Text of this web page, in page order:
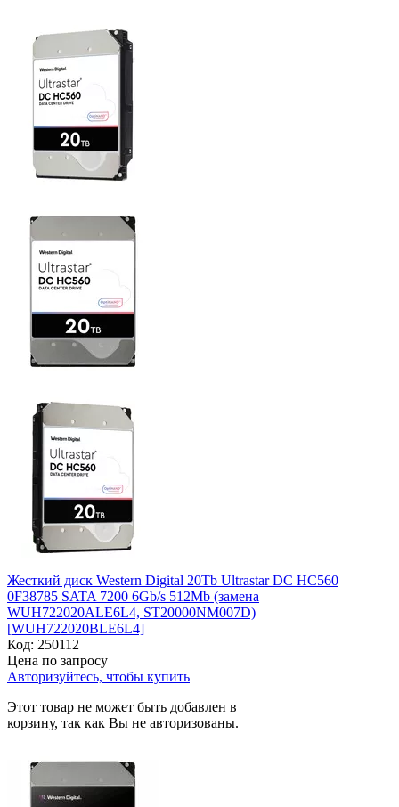
Жесткий диск Western Digital 20Tb Ultrastar DC HC560
0F38785 SATA 7200 6Gb/s 512Mb (замена
WUH722020ALE6L4, ST20000NM007D)
[WUH722020BLE6L4]
Код: 250112
Цена по запросу
Авторизуйтесь, чтобы купить
Этот товар не может быть добавлен в
корзину, так как Вы не авторизованы.